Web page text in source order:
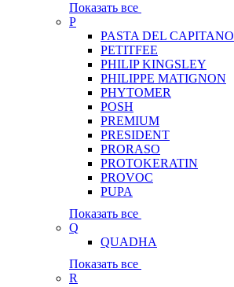
Показать все
P
PASTA DEL CAPITANO
PETITFEE
PHILIP KINGSLEY
PHILIPPE MATIGNON
PHYTOMER
POSH
PREMIUM
PRESIDENT
PRORASO
PROTOKERATIN
PROVOC
PUPA
Показать все
Q
QUADHA
Показать все
R